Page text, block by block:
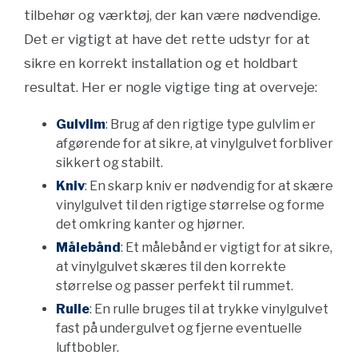
tilbehør og værktøj, der kan være nødvendige.
Det er vigtigt at have det rette udstyr for at
sikre en korrekt installation og et holdbart
resultat. Her er nogle vigtige ting at overveje:
Gulvlim: Brug af den rigtige type gulvlim er
afgørende for at sikre, at vinylgulvet forbliver
sikkert og stabilt.
Kniv: En skarp kniv er nødvendig for at skære
vinylgulvet til den rigtige størrelse og forme
det omkring kanter og hjørner.
Målebånd: Et målebånd er vigtigt for at sikre,
at vinylgulvet skæres til den korrekte
størrelse og passer perfekt til rummet.
Rulle: En rulle bruges til at trykke vinylgulvet
fast på undergulvet og fjerne eventuelle
luftbobler.